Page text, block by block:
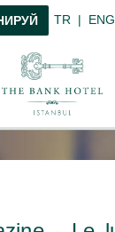
TR | ENG